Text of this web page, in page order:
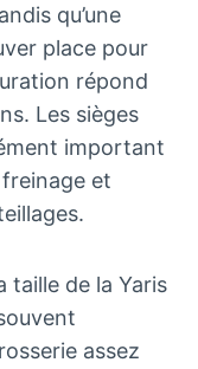
qu’une
place pour
répond
Les sièges
important
et
taille de la Yaris
assez